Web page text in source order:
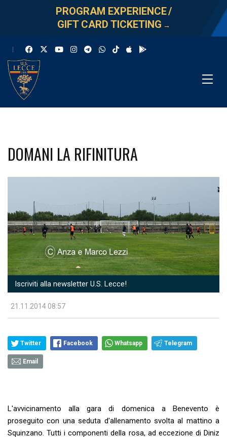
PROGRAM EXPERIENCE/
GIFT CARD TICKETING →
DOMANI LA RIFINITURA
Iscriviti alla newsletter U.S. Lecce!
21.11.2014 08:57
Twitter Facebook Whatsapp Telegram
Email
L'avvicinamento alla gara di domenica a Benevento è
proseguito con una seduta d'allenamento svolta al mattino a
Squinzano. Tutti i componenti della rosa, ad eccezione di Diniz